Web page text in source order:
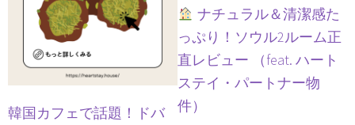
韓国カフェで話題！ドバ
ナチュラル＆清潔感た
っぷり！ソウル2ルーム正
直レビュー （feat. ハート
ステイ・パートナー物
件）